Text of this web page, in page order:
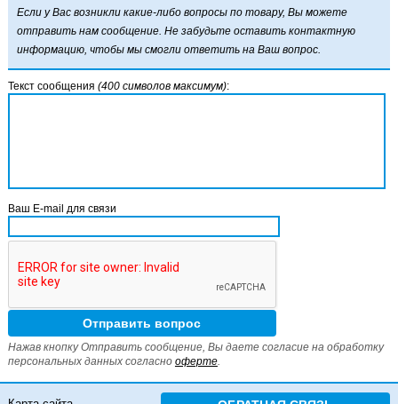
Если у Вас возникли какие-либо вопросы по товару, Вы можете
отправить нам сообщение. Не забудьте оставить контактную
информацию, чтобы мы смогли ответить на Ваш вопрос.
Текст сообщения (400 символов максимум):
Ваш E-mail для связи
Нажав кнопку Отправить сообщение, Вы даете согласие на обработку
персональных данных согласно оферте.